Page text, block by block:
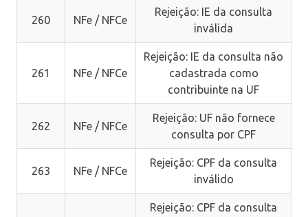
260 NFe / NFCe
Rejeição: IE da consulta
inválida
261 NFe / NFCe
Rejeição: IE da consulta não
cadastrada como
contribuinte na UF
262 NFe / NFCe
Rejeição: UF não fornece
consulta por CPF
263 NFe / NFCe
Rejeição: CPF da consulta
inválido
Rejeição: CPF da consulta